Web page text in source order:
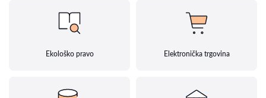
Ekološko pravo Elektronička trgovina